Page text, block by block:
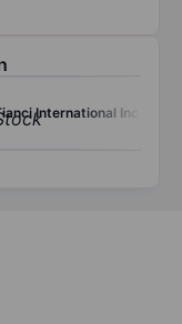
International Inc